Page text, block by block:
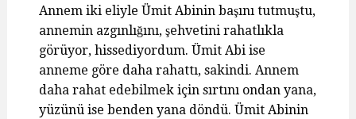
Annem iki eliyle Ümit Abinin başını tutmuştu,
annemin azgınlığını, şehvetini rahatlıkla
görüyor, hissediyordum. Ümit Abi ise
anneme göre daha rahattı, sakindi. Annem
daha rahat edebilmek için sırtını ondan yana,
yüzünü ise benden yana döndü. Ümit Abinin